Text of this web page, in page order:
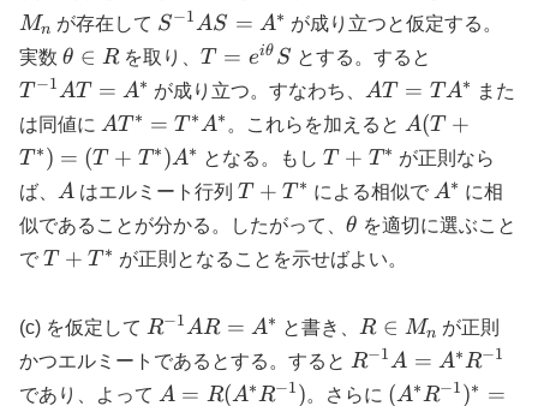
\in
M_n
Mn が存在して S^{-1}
A S =
A^*
S−1AS = A∗ が成り立つと仮定する。
実数 \theta
\in R
θ ∈ Rを取り、T =
e^{i\theta}
S
T = eiθ S とする。すると
A T =
A^*
T −1AT = A∗ が成り立つ。すなわち、
A T
= T
A^*
AT = T A∗ また
は同値に A
T^*
T^*
A^*
AT ∗ = T ∗A∗ 。これらを加えると A(T
+
T^*)
= (T
+
A(T +
T ∗) = (T + T ∗)A∗ となる。もしT +
T^*
T + T ∗ が正則なら
ば、
A
A はエルミート行列 T +
T^*
T + T∗ による相似で A^*
A∗ に相
似であることが分かる。したがって、 \theta
θ を適切に選ぶこと
で T +
T + T∗ が正則となることを示せばよい。
(c) を仮定して R^{-1}
A R =
A^*
R−1AR = A∗ と書き、
R
\in
M_n
R ∈ Mn が正則
かつエルミートであるとする。すると R^{-1}
A =
R−1A = A∗R−1
であり、よって A = R
A = R(A∗R−1)。さらに (A^*
(A∗R−1)∗ =